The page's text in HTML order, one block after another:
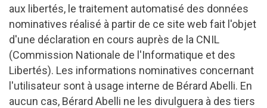
aux libertés, le traitement automatisé des données
nominatives réalisé à partir de ce site web fait l'objet
d'une déclaration en cours auprès de la CNIL
(Commission Nationale de l'Informatique et des
Libertés). Les informations nominatives concernant
l'utilisateur sont à usage interne de Bérard Abelli. En
aucun cas, Bérard Abelli ne les divulguera à des tiers